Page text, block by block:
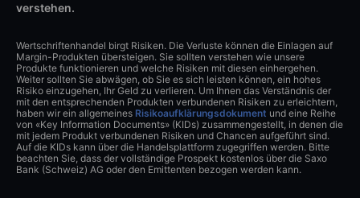
verstehen.
Wertschriftenhandel birgt Risiken. Die Verluste können die Einlagen auf
Margin-Produkten übersteigen. Sie sollten verstehen wie unsere
Produkte funktionieren und welche Risiken mit diesen einhergehen.
Weiter sollten Sie abwägen, ob Sie es sich leisten können, ein hohes
Risiko einzugehen, Ihr Geld zu verlieren. Um Ihnen das Verständnis der
mit den entsprechenden Produkten verbundenen Risiken zu erleichtern,
haben wir ein allgemeines Risikoaufklärungsdokument und eine Reihe
von «Key Information Documents» (KIDs) zusammengestellt, in denen die
mit jedem Produkt verbundenen Risiken und Chancen aufgeführt sind.
Auf die KIDs kann über die Handelsplattform zugegriffen werden. Bitte
beachten Sie, dass der vollständige Prospekt kostenlos über die Saxo
Bank (Schweiz) AG oder den Emittenten bezogen werden kann.